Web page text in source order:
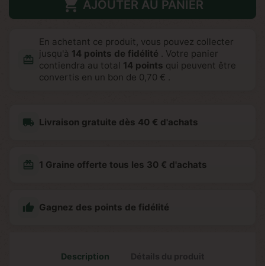
 AJOUTER AU PANIER
redeem
En achetant ce produit, vous pouvez collecter
jusqu'à 14 points de fidélité . Votre panier
contiendra au total 14 points qui peuvent être
convertis en un bon de 0,70 € .
local_shipping Livraison gratuite dès 40 € d'achats
redeem 1 Graine offerte tous les 30 € d'achats
 Gagnez des points de fidélité
Description